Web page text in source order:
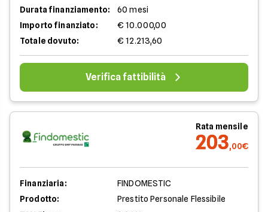
Durata finanziamento:
60 mesi
Importo finanziato:
€ 10.000,00
Totale dovuto:
€ 12.213,60
Verifica fattibilità
Rata mensile
203,00€
Finanziaria:
FINDOMESTIC
Prodotto:
Prestito Personale Flessibile